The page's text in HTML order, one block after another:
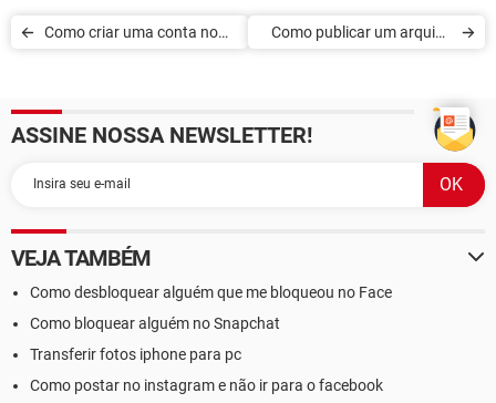
Como criar uma conta no
Como publicar um arquivo
ASSINE NOSSA NEWSLETTER!
VEJA TAMBÉM
Como desbloquear alguém que me bloqueou no Face
Como bloquear alguém no Snapchat
Transferir fotos iphone para pc
Como postar no instagram e não ir para o facebook